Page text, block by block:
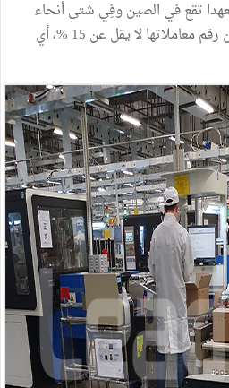
على 36 مركزا و14 معهدا تقع في الصين وفِي شتى أنحاء
العالم... تخصّص لذلك نسبة من رقم معاملاتها لا يقل عن 15 %، أي